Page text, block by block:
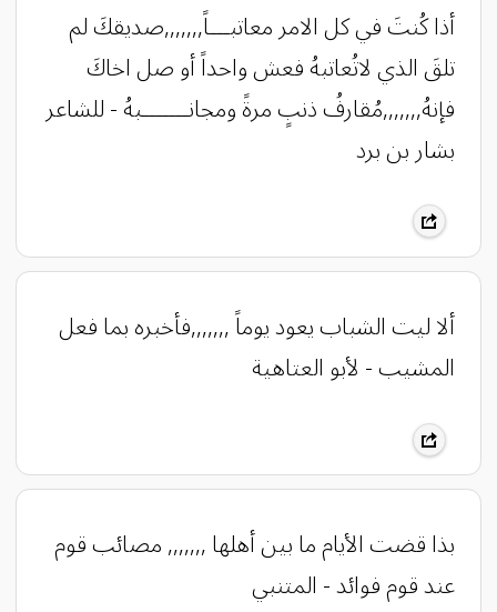
أذا كُنتَ في كل الامر معاتبـــاً,,,,,,,صديقكَ لم
تلقَ الذي لاتُعاتبهُ فعش واحداً أو صل اخاكَ
فإنهُ,,,,,,,مُقارفُ ذنبٍ مرةً ومجانـــــــبهُ - للشاعر
بشار بن برد
ألا ليت الشباب يعود يوماً ,,,,,,,فأخبره بما فعل
المشيب - لأبو العتاهية
بذا قضت الأيام ما بين أهلها ,,,,,,, مصائب قوم
عند قوم فوائد - المتنبي